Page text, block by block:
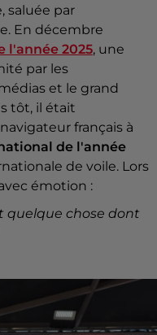
saluée par
En décembre
l'année 2025, une
par les
et le grand
tôt, il était
français à
de l'année
de voile. Lors
émotion :
quelque chose dont